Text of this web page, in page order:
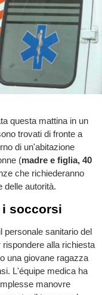
questa mattina in un
trovati di fronte a
di un'abitazione
(madre e figlia, 40
che richiederanno
delle autorità.
i soccorsi
personale sanitario del
alla richiesta
una giovane ragazza
L'équipe medica ha
manovre